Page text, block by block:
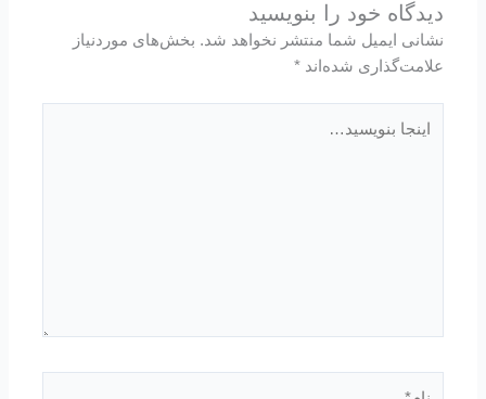
دیدگاه‌ خود را بنویسید
نشانی ایمیل شما منتشر نخواهد شد. بخش‌های موردنیاز
علامت‌گذاری شده‌اند*
بنویسید…